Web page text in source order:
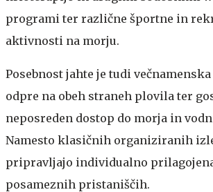
programi ter različne športne in
aktivnosti na morju.
Posebnost jahte je tudi
odpre na obeh straneh plovila ter
neposreden dostop do morja in
Namesto klasičnih organiziranih
pripravljajo individualno
posameznih pristaniščih.